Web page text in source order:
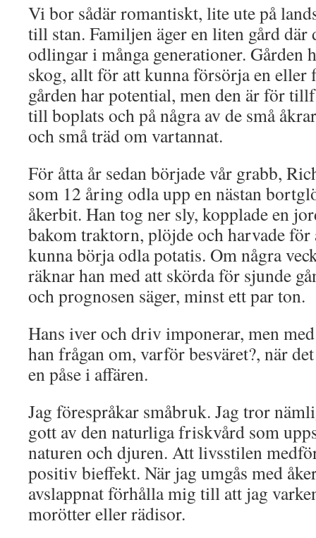
Vi bor sådär romantiskt, lite ute på
till stan. Familjen äger en liten gård
odlingar i många generationer. Gården
skog, allt för att kunna försörja en
gården har potential, men den är för
till boplats och på några av de små
och små träd om vartannat.
För åtta år sedan började vår grabb,
som 12 åring odla upp en nästan
åkerbit. Han tog ner sly, kopplade en
bakom traktorn, plöjde och harvade för
kunna börja odla potatis. Om några
räknar han med att skörda för sjunde
och prognosen säger, minst ett par ton.
Hans iver och driv imponerar, men
han frågan om, varför besväret?, när
en påse i affären.
Jag förespråkar småbruk. Jag tror
gott av den naturliga friskvård som
naturen och djuren. Att livsstilen
positiv bieffekt. När jag umgås med
avslappnat förhålla mig till att jag
morötter eller rädisor.